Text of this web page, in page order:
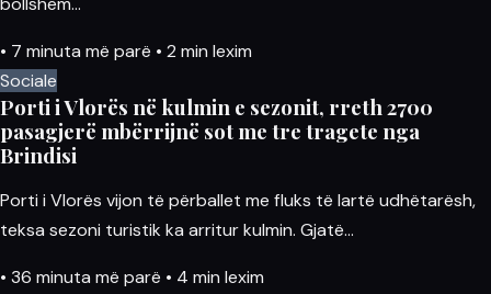
• 7 minuta më parë • 2 min lexim
Sociale
Porti i Vlorës në kulmin e sezonit, rreth 2700
pasagjerë mbërrijnë sot me tre tragete nga
Brindisi
Porti i Vlorës vijon të përballet me fluks të lartë udhëtarësh,
teksa sezoni turistik ka arritur kulmin. Gjatë…
• 36 minuta më parë • 4 min lexim